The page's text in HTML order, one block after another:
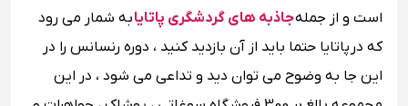
است و از جملهجاذبه های گردشگری پاتایابه شمار می رود
که در پاتایا حتما باید از آن بازدید کنید ، دوره رنسانس را در
این جا به وضوح می توان دید و تداعی می شود ، در این